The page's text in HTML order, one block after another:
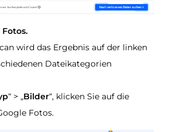
wird das Ergebnis auf der linken
Dateikategorien
“ > „Bilder“, klicken Sie auf die
Fotos.